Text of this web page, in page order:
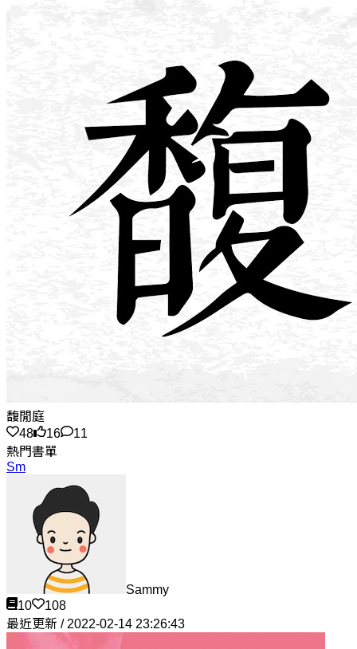
馥閒庭
48
16
11
熱門書單
Sm
Sammy
10
108
最近更新 / 2022-02-14 23:26:43